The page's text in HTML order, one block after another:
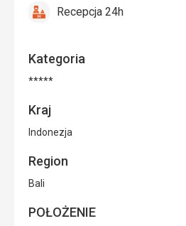
Kategoria
*****
Kraj
Indonezja
Region
Bali
POŁOŻENIE
RecepcjaRecepcja 24h
tak